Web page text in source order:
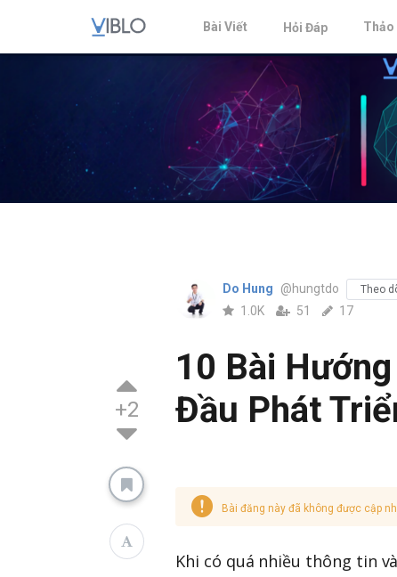
Bài Viết Hỏi Đáp Thảo
+2
Do Hung @hungtdo Theo
1.0K 51 17
10 Bài
Đầu Phát
Bài đăng này đã không được cập
Khi có quá nhiều thông tin